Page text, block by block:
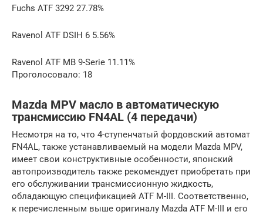
Fuchs ATF 3292 27.78%
Ravenol ATF DSIH 6 5.56%
Ravenol ATF MB 9-Serie 11.11%
Проголосовало: 18
Mazda MPV масло в автоматическую
трансмиссию FN4AL (4 передачи)
Несмотря на то, что 4-ступенчатый фордовский автомат
FN4AL, также устанавливаемый на модели Mazda MPV,
имеет свои конструктивные особенности, японский
автопроизводитель также рекомендует приобретать при
его обслуживании трансмиссионную жидкость,
обладающую спецификацией ATF M-III. Соответственно,
к перечисленным выше оригиналу Mazda ATF M-III и его